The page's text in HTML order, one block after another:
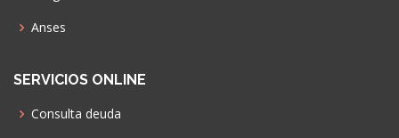
Anses
SERVICIOS ONLINE
Consulta deuda